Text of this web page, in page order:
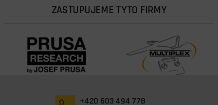
ZASTUPUJEME TYTO FIRMY
+420 603 494 778